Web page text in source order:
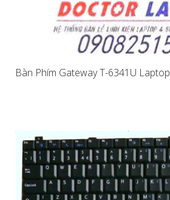
Bàn Phím Gateway T-6341U Laptop